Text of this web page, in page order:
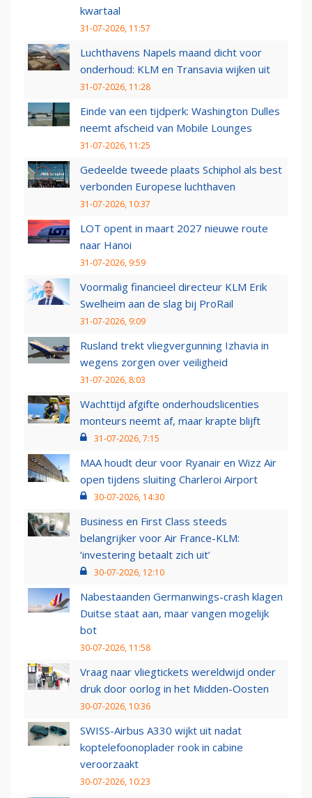
kwartaal
31-07-2026, 11:57
Luchthavens Napels maand dicht voor
onderhoud: KLM en Transavia wijken uit
31-07-2026, 11:28
Einde van een tijdperk: Washington Dulles
neemt afscheid van Mobile Lounges
31-07-2026, 11:25
Gedeelde tweede plaats Schiphol als best
verbonden Europese luchthaven
31-07-2026, 10:37
LOT opent in maart 2027 nieuwe route
naar Hanoi
31-07-2026, 9:59
Voormalig financieel directeur KLM Erik
Swelheim aan de slag bij ProRail
31-07-2026, 9:09
Rusland trekt vliegvergunning Izhavia in
wegens zorgen over veiligheid
31-07-2026, 8:03
Wachttijd afgifte onderhoudslicenties
monteurs neemt af, maar krapte blijft
31-07-2026, 7:15
MAA houdt deur voor Ryanair en Wizz Air
open tijdens sluiting Charleroi Airport
30-07-2026, 14:30
Business en First Class steeds
belangrijker voor Air France-KLM:
‘investering betaalt zich uit’
30-07-2026, 12:10
Nabestaanden Germanwings-crash klagen
Duitse staat aan, maar vangen mogelijk
bot
30-07-2026, 11:58
Vraag naar vliegtickets wereldwijd onder
druk door oorlog in het Midden-Oosten
30-07-2026, 10:36
SWISS-Airbus A330 wijkt uit nadat
koptelefoonoplader rook in cabine
veroorzaakt
30-07-2026, 10:23